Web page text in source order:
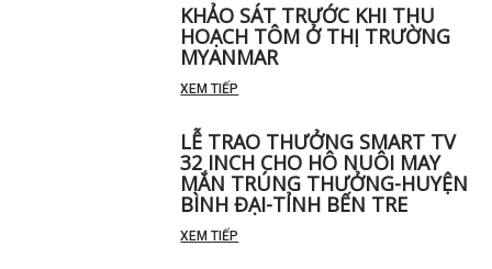
KHẢO SÁT TRƯỚC KHI THU
HOẠCH TÔM Ở THỊ TRƯỜNG
MYANMAR
XEM TIẾP
LỄ TRAO THƯỞNG SMART TV
32 INCH CHO HÔ NUÔI MAY
MẮN TRÚNG THƯỞNG-HUYỆN
BÌNH ĐẠI-TỈNH BẾN TRE
XEM TIẾP